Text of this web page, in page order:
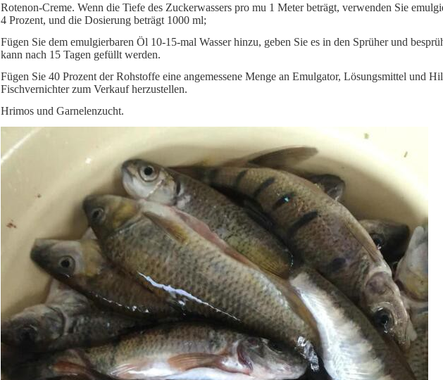
Rotenon-Creme. Wenn die Tiefe des Zuckerwassers pro mu 1 Meter beträgt, verwenden Sie
4 Prozent, und die Dosierung beträgt 1000 ml;
Fügen Sie dem emulgierbaren Öl 10-15-mal Wasser hinzu, geben Sie es in den Sprüher und
kann nach 15 Tagen gefüllt werden.
Fügen Sie 40 Prozent der Rohstoffe eine angemessene Menge an Emulgator, Lösungsmittel und
Fischvernichter zum Verkauf herzustellen.
Hrimos und Garnelenzucht.